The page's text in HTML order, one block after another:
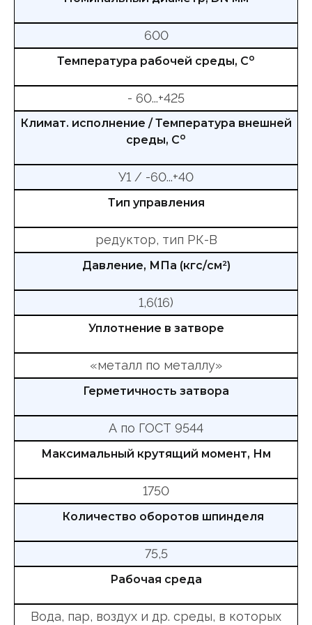
600
Температура рабочей среды, Со
- 60...+425
Климат. исполнение / Температура внешней
среды, Со
У1 / -60...+40
Тип управления
редуктор, тип РК-В
Давление, МПа (кгс/см²)
1,6(16)
Уплотнение в затворе
«металл по металлу»
Герметичность затвора
А по ГОСТ 9544
Максимальный крутящий момент, Нм
1750
Количество оборотов шпинделя
75,5
Рабочая среда
Вода, пар, воздух и др. среды, в которых